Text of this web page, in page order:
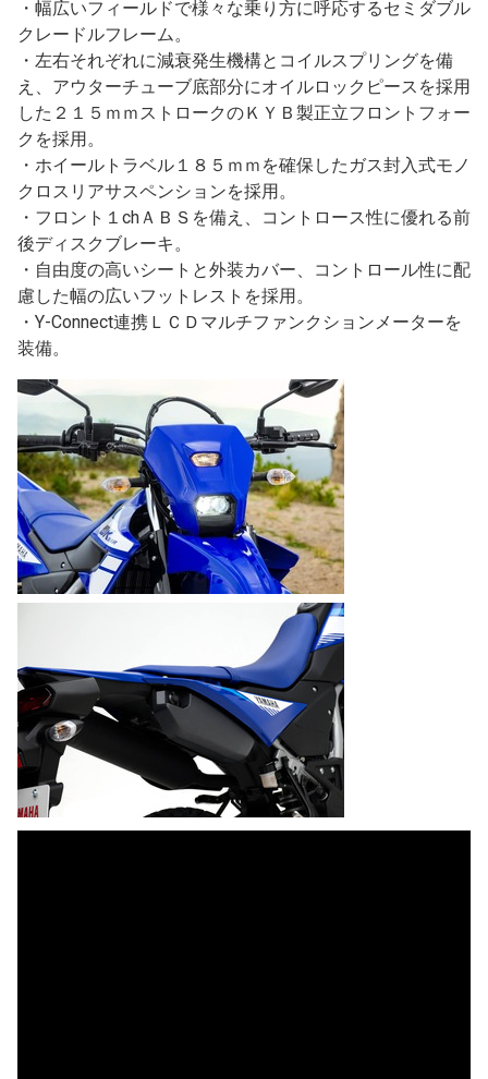
・幅広いフィールドで様々な乗り方に呼応するセミダブル
クレードルフレーム。
・左右それぞれに減衰発生機構とコイルスプリングを備
え、アウターチューブ底部分にオイルロックピースを採用
した２１５ｍｍストロークのＫＹＢ製正立フロントフォー
クを採用。
・ホイールトラベル１８５ｍｍを確保したガス封入式モノ
クロスリアサスペンションを採用。
・フロント１chＡＢＳを備え、コントロース性に優れる前
後ディスクブレーキ。
・自由度の高いシートと外装カバー、コントロール性に配
慮した幅の広いフットレストを採用。
・Y-Connect連携ＬＣＤマルチファンクションメーターを
装備。